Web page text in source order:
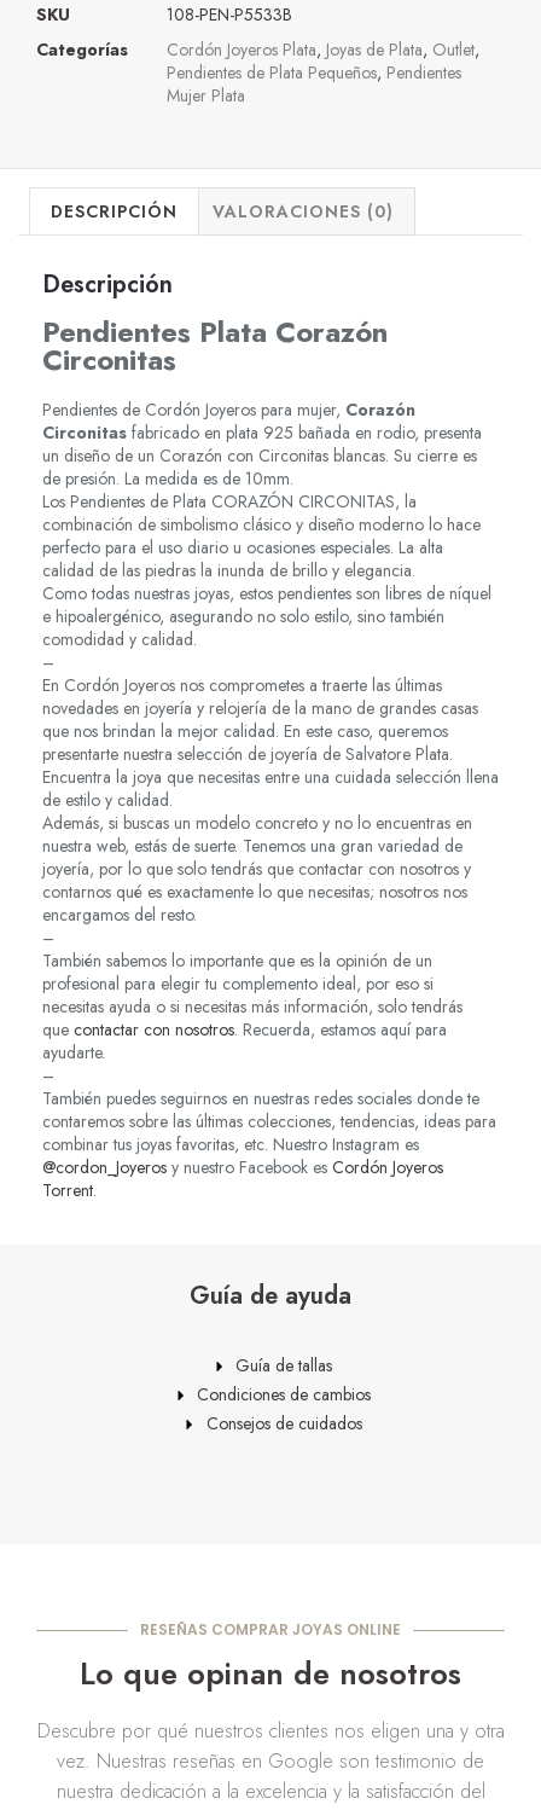
SKU
108-PEN-P5533B
Categorías
Cordón Joyeros Plata, Joyas de Plata, Outlet,
Pendientes de Plata Pequeños, Pendientes
Mujer Plata
DESCRIPCIÓN VALORACIONES (0)
Descripción
Pendientes Plata Corazón
Circonitas
Pendientes de Cordón Joyeros para mujer, Corazón
Circonitas fabricado en plata 925 bañada en rodio, presenta
un diseño de un Corazón con Circonitas blancas. Su cierre es
de presión. La medida es de 10mm.
Los Pendientes de Plata CORAZÓN CIRCONITAS, la
combinación de simbolismo clásico y diseño moderno lo hace
perfecto para el uso diario u ocasiones especiales. La alta
calidad de las piedras la inunda de brillo y elegancia.
Como todas nuestras joyas, estos pendientes son libres de níquel
e hipoalergénico, asegurando no solo estilo, sino también
comodidad y calidad.
–
En Cordón Joyeros nos comprometes a traerte las últimas
novedades en joyería y relojería de la mano de grandes casas
que nos brindan la mejor calidad. En este caso, queremos
presentarte nuestra selección de joyería de Salvatore Plata.
Encuentra la joya que necesitas entre una cuidada selección llena
de estilo y calidad.
Además, si buscas un modelo concreto y no lo encuentras en
nuestra web, estás de suerte. Tenemos una gran variedad de
joyería, por lo que solo tendrás que contactar con nosotros y
contarnos qué es exactamente lo que necesitas; nosotros nos
encargamos del resto.
–
También sabemos lo importante que es la opinión de un
profesional para elegir tu complemento ideal, por eso si
necesitas ayuda o si necesitas más información, solo tendrás
que contactar con nosotros. Recuerda, estamos aquí para
ayudarte.
–
También puedes seguirnos en nuestras redes sociales donde te
contaremos sobre las últimas colecciones, tendencias, ideas para
combinar tus joyas favoritas, etc. Nuestro Instagram es
@cordon_Joyeros y nuestro Facebook es Cordón Joyeros
Torrent.
Guía de ayuda
Guía de tallas
Condiciones de cambios
Consejos de cuidados
RESEÑAS COMPRAR JOYAS ONLINE
Lo que opinan de nosotros
Descubre por qué nuestros clientes nos eligen una y otra
vez. Nuestras reseñas en Google son testimonio de
nuestra dedicación a la excelencia y la satisfacción del